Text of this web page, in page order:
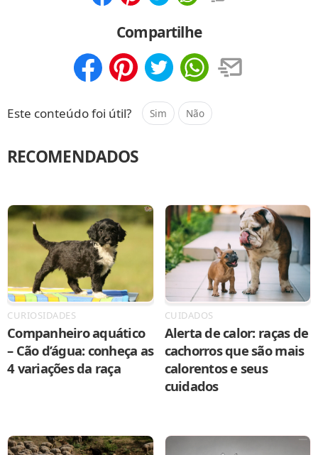
Compartilhe
Este conteúdo foi útil? Sim Não
RECOMENDADOS
CURIOSIDADES
Companheiro aquático
– Cão d’água: conheça as
4 variações da raça
CUIDADOS
Alerta de calor: raças de
cachorros que são mais
calorentos e seus
cuidados